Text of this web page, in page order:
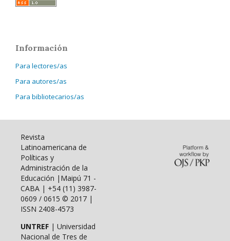
Información
Para lectores/as
Para autores/as
Para bibliotecarios/as
Revista
Latinoamericana de
Políticas y
Administración de la
Educación |Maipú 71 -
CABA | +54 (11) 3987-
0609 / 0615 © 2017 |
ISSN 2408-4573
UNTREF | Universidad
Nacional de Tres de